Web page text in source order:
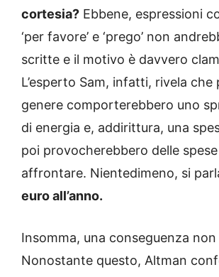
cortesia? Ebbene, espressioni
‘per favore’ e ‘prego’ non
scritte e il motivo è davvero
L’esperto Sam, infatti, rivela che
genere comporterebbero uno
di energia e, addirittura, una
poi provocherebbero delle
affrontare. Nientedimeno, si
euro all’anno.
Insomma, una conseguenza
Nonostante questo, Altman